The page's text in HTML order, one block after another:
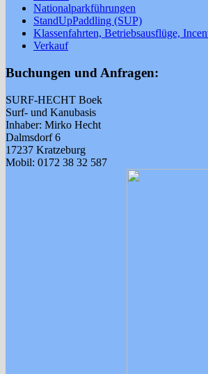
Nationalparkführungen
StandUpPaddling (SUP)
Klassenfahrten, Betriebsausflüge,
Verkauf
Buchungen und Anfragen:
SURF-HECHT Boek
Surf- und Kanubasis
Inhaber: Mirko Hecht
Dalmsdorf 6
17237 Kratzeburg
Mobil: 0172 38 32 587